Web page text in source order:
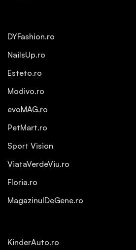
DYFashion.ro
NailsUp.ro
Esteto.ro
Modivo.ro
evoMAG.ro
PetMart.ro
Sport Vision
ViataVerdeViu.ro
Floria.ro
MagazinulDeGene.ro
KinderAuto.ro